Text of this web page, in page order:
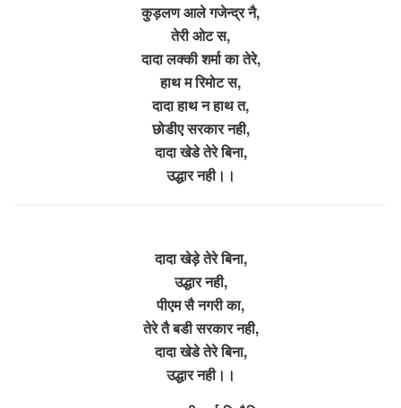
कुड़लण आले गजेन्द्र नै,
तेरी ओट स,
दादा लक्की शर्मा का तेरे,
हाथ म रिमोट स,
दादा हाथ न हाथ त,
छोडीए सरकार नही,
दादा खेडे तेरे बिना,
उद्धार नही।।
दादा खेड़े तेरे बिना,
उद्धार नही,
पीएम सै नगरी का,
तेरे तै बडी सरकार नही,
दादा खेडे तेरे बिना,
उद्धार नही।।